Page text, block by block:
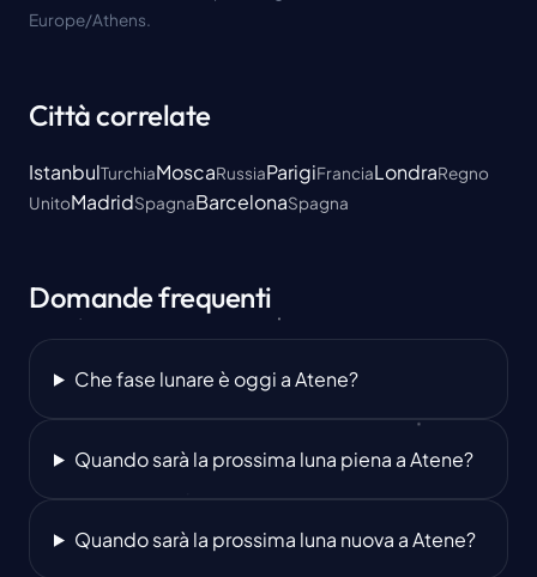
Europe/Athens.
Città correlate
IstanbulTurchiaMoscaRussiaParigiFranciaLondraRegno
UnitoMadridSpagnaBarcelonaSpagna
Domande frequenti
Che fase lunare è oggi a Atene?
Quando sarà la prossima luna piena a Atene?
Quando sarà la prossima luna nuova a Atene?